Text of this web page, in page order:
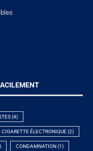
(4)
CIGARETTE ÉLECTRONIQUE(2)
CONDAMNATION (1)